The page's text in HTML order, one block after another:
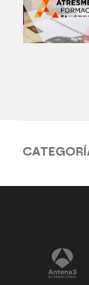
Antena 3
Tu cara